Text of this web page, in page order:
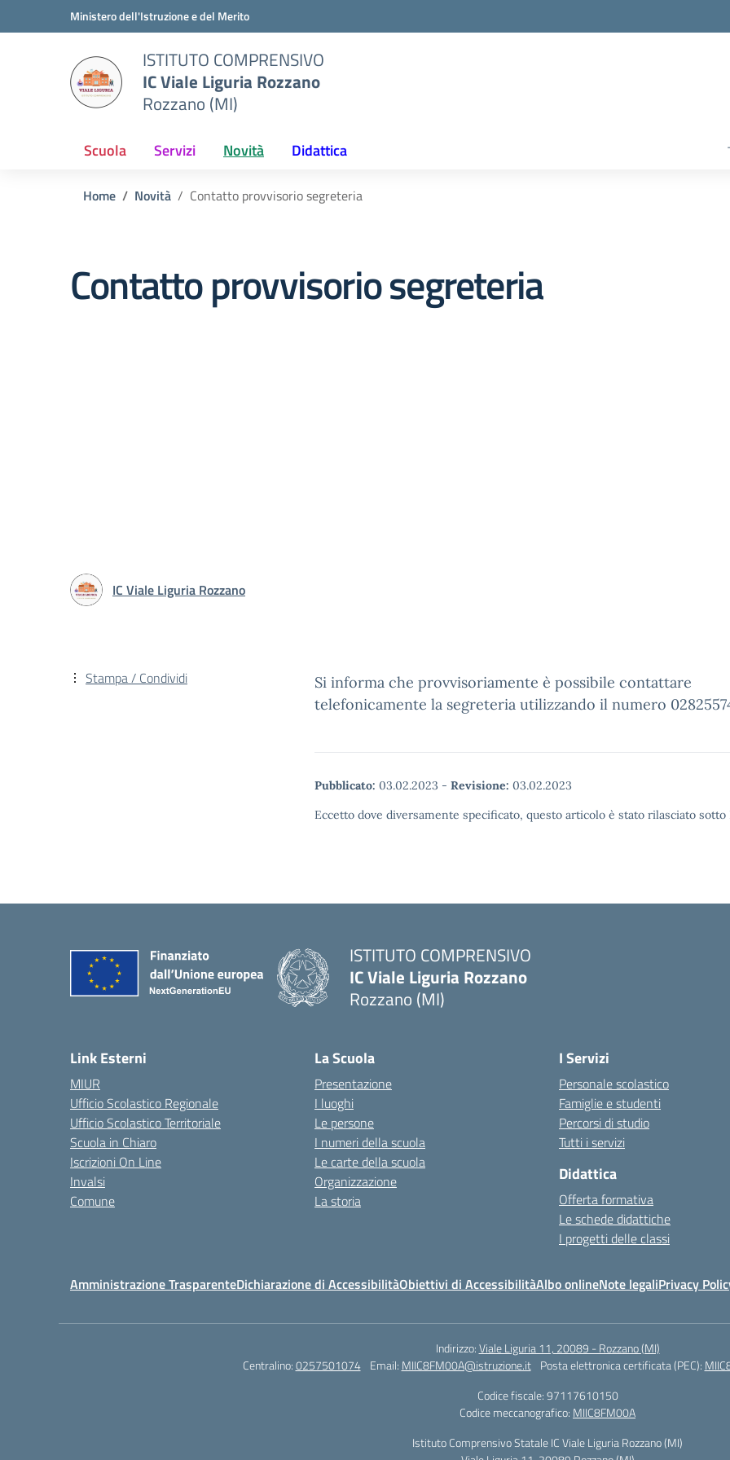
Vai ai contenuti
Vai al menu di navigazioneMinistero dell'Istruzione e del Merito
ISTITUTO COMPRENSIVO
IC Viale Liguria Rozzano
Rozzano (MI)
Scuola Servizi Novità Didattica
Home Novità Contatto provvisorio segreteria
Contatto provvisorio segreteria
IC Viale Liguria Rozzano
Si informa che provvisoriamente è possibile contattare
telefonicamente la segreteria utilizzando il numero
Pubblicato: 03.02.2023 - Revisione: 03.02.2023
Eccetto dove diversamente specificato, questo articolo è stato rilasciato
Stampa / Condividi
ISTITUTO COMPRENSIVO
IC Viale Liguria Rozzano
Rozzano (MI)
Link Esterni
MIUR
Ufficio Scolastico Regionale
Ufficio Scolastico Territoriale
Scuola in Chiaro
Iscrizioni On Line
Invalsi
Comune
La Scuola
Presentazione
I luoghi
Le persone
I numeri della scuola
Le carte della scuola
Organizzazione
La storia
I Servizi
Personale scolastico
Famiglie e studenti
Percorsi di studio
Tutti i servizi
Didattica
Offerta formativa
Le schede didattiche
I progetti delle classi
Amministrazione TrasparenteDichiarazione di AccessibilitàObiettivi di AccessibilitàAlbo onlineNote legaliPrivacy
Indirizzo:Viale Liguria 11, 20089 - Rozzano (MI)
Centralino:0257501074 Email: MIIC8FM00A@istruzione.it Posta elettronica certificata (PEC):
Codice fiscale: 97117610150
Codice meccanografico: MIIC8FM00A
Istituto Comprensivo Statale IC Viale Liguria Rozzano (MI)